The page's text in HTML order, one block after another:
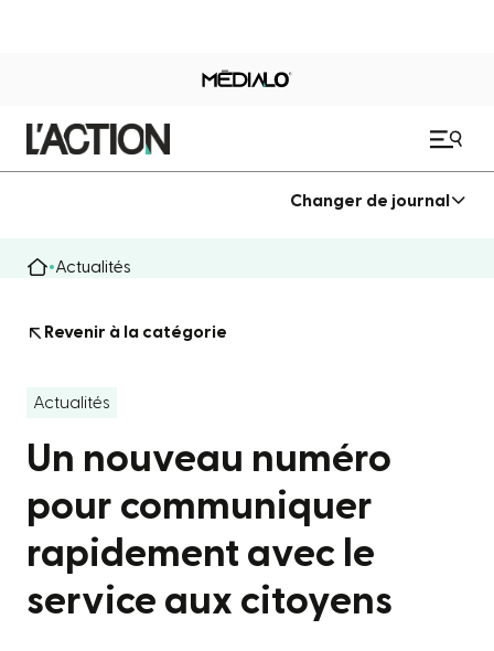
Changer de journal
Actualités
Revenir à la catégorie
Actualités
Un nouveau numéro
pour communiquer
rapidement avec le
service aux citoyens